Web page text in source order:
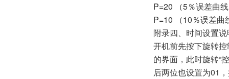
P=20 （5％误差
P=10 （10％误差
附录四、时间设置
开机前先按下旋转
的界面，此时旋转“
后两位也设置为01